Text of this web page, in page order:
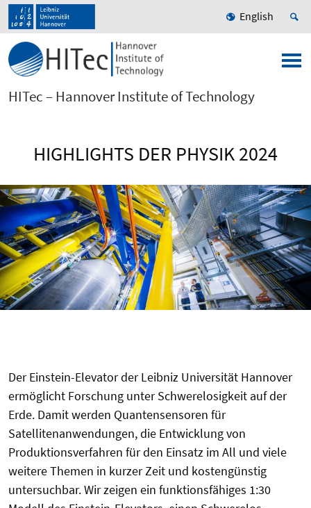
English
HITec – Hannover Institute of Technology
HIGHLIGHTS DER PHYSIK 2024
Der Einstein-Elevator der Leibniz Universität Hannover
ermöglicht Forschung unter Schwerelosigkeit auf der
Erde. Damit werden Quantensensoren für
Satellitenanwendungen, die Entwicklung von
Produktionsverfahren für den Einsatz im All und viele
weitere Themen in kurzer Zeit und kostengünstig
untersuchbar. Wir zeigen ein funktionsfähiges 1:30